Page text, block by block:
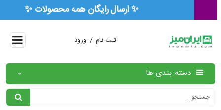
ثبت نام / ورود
دسته بندی ها